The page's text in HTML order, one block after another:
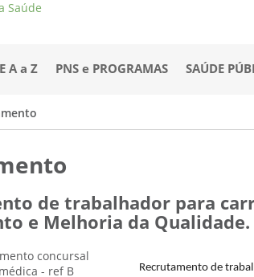
A a Z PNS e PROGRAMAS SAÚDE
de trabalhador para
e Melhoria da Qualidade.
Recrutamento de